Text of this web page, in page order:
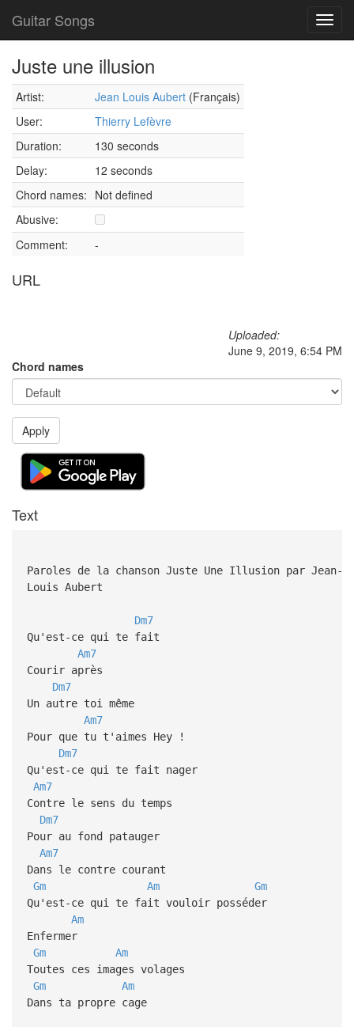
Guitar Songs
Juste une illusion
Artist: Jean Louis Aubert (Français)
User:
Thierry Lefèvre
Duration:
130 seconds
Delay:
12 seconds
Chord names: Not defined
Abusive:
Comment:
-
URL
Uploaded:
June 9, 2019, 6:54 PM
Chord names
Apply
Text
Paroles de la chanson Juste Une Illusion par Jean-
Louis Aubert
Dm7
Qu'est-ce qui te fait
Am7
Courir après
Dm7
Un autre toi même
Am7
Pour que tu t'aimes Hey !
Dm7
Qu'est-ce qui te fait nager
Am7
Contre le sens du temps
Dm7
Pour au fond patauger
Am7
Dans le contre courant
Gm
Am
Gm
Qu'est-ce qui te fait vouloir posséder
Am
Enfermer
Gm
Am
Toutes ces images volages
Gm
Am
Dans ta propre cage